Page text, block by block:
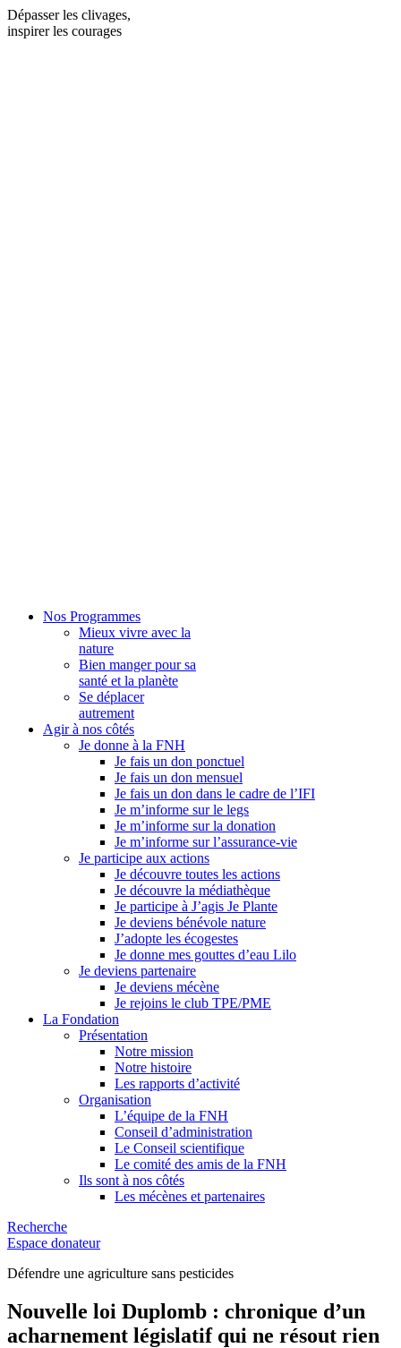
Dépasser les clivages,
inspirer les courages
Nos Programmes
Mieux vivre avec la
nature
Bien manger pour sa
santé et la planète
Se déplacer
autrement
Agir à nos côtés
Je donne à la FNH
Je fais un don ponctuel
Je fais un don mensuel
Je fais un don dans le cadre de l’IFI
Je m’informe sur le legs
Je m’informe sur la donation
Je m’informe sur l’assurance-vie
Je participe aux actions
Je découvre toutes les actions
Je découvre la médiathèque
Je participe à J’agis Je Plante
Je deviens bénévole nature
J’adopte les écogestes
Je donne mes gouttes d’eau Lilo
Je deviens partenaire
Je deviens mécène
Je rejoins le club TPE/PME
La Fondation
Présentation
Notre mission
Notre histoire
Les rapports d’activité
Organisation
L’équipe de la FNH
Conseil d’administration
Le Conseil scientifique
Le comité des amis de la FNH
Ils sont à nos côtés
Les mécènes et partenaires
Recherche
Espace donateur
Défendre une agriculture sans pesticides
Nouvelle loi Duplomb : chronique d’un
acharnement législatif qui ne résout rien